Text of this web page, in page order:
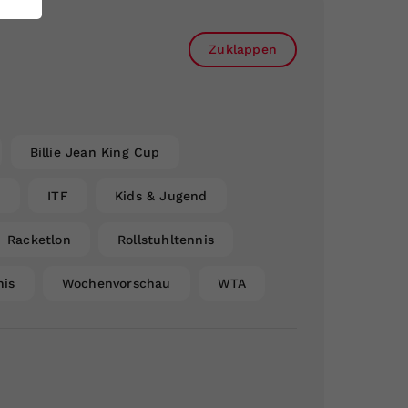
Zuklappen
Billie Jean King Cup
ITF Kids & Jugend
Racketlon Rollstuhltennis
Wochenvorschau WTA